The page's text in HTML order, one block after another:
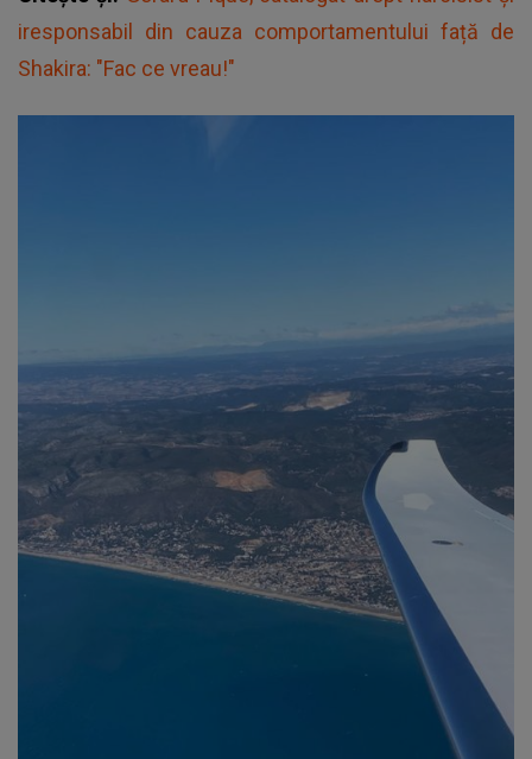
iresponsabil din cauza comportamentului față de
Shakira: "Fac ce vreau!"